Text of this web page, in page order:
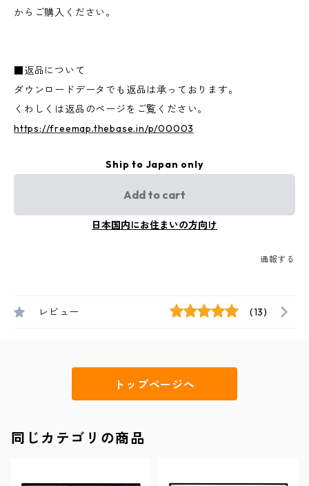
からご購入ください。
■返品について
ダウンロードデータでも返品は承っております。
くわしくは返品のページをご覧ください。
https://freemap.thebase.in/p/00003
Ship to Japan only
Add to cart
日本国内にお住まいの方向け
通報する
レビュー (13)
トップページへ
同じカテゴリの商品